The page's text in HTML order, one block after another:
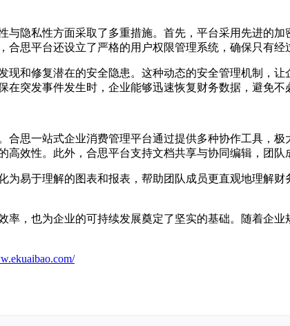
与隐私性方面采取了多重措施。首先，平台采用先进的
思平台还设立了严格的用户权限管理系统，确保只有
现和修复潜在的安全隐患。这种动态的安全管理机制，
突发事件发生时，企业能够迅速恢复财务数据，避免不
思一站式企业消费管理平台通过提供多种协作工具，
效性。此外，合思平台支持文档共享与协同编辑，团
为易于理解的图表和报表，帮助团队成员更直观地理解
率，也为企业的可持续发展奠定了坚实的基础。随着企